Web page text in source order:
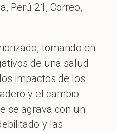
Perú 21, Correo,
tomando en
de una salud
impactos de los
y el cambio
se agrava con un
y las